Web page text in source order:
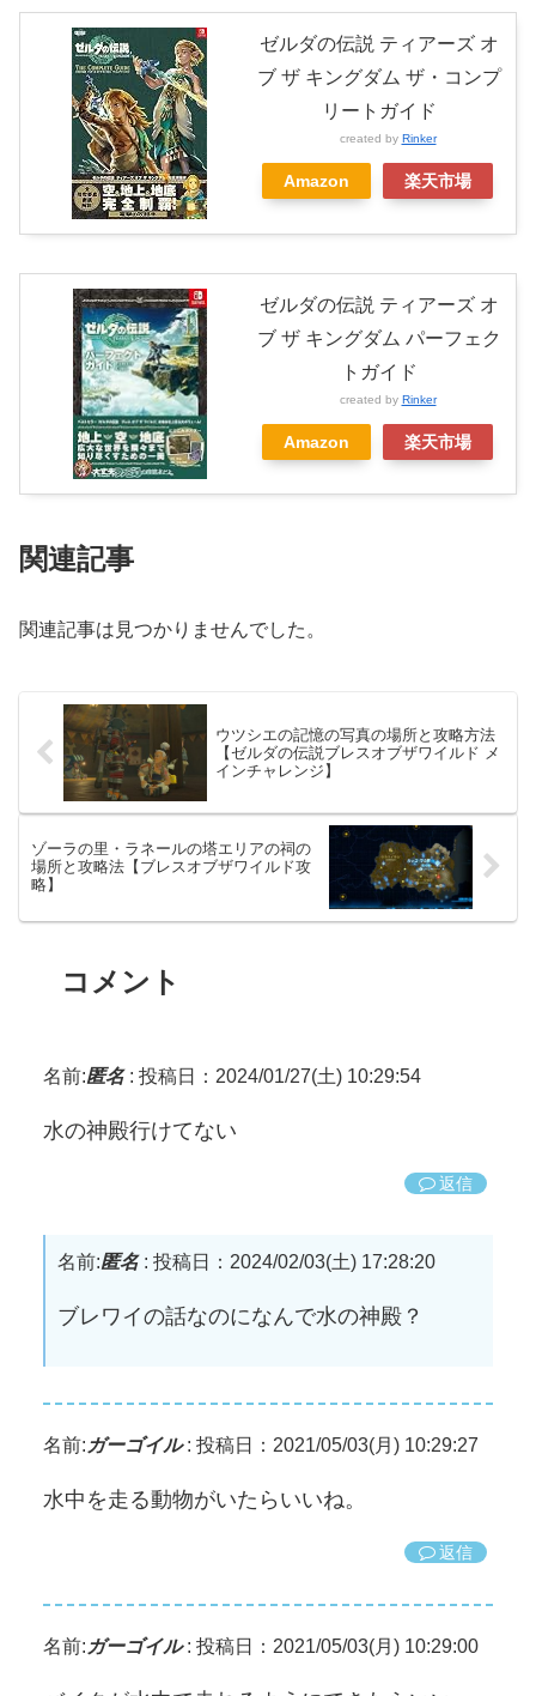
ゼルダの伝説 ティアーズ オ
ブ ザ キングダム ザ・コンプ
リートガイド
created by Rinker
Amazon 楽天市場
ゼルダの伝説 ティアーズ オ
ブ ザ キングダム パーフェク
トガイド
created by Rinker
Amazon 楽天市場
関連記事
関連記事は見つかりませんでした。
ウツシエの記憶の写真の場所と攻略方法
【ゼルダの伝説ブレスオブザワイルド メ
インチャレンジ】
ゾーラの里・ラネールの塔エリアの祠の
場所と攻略法【ブレスオブザワイルド攻
略】
コメント
名前:匿名: 投稿日：2024/01/27(土) 10:29:54
水の神殿行けてない
返信
名前:匿名: 投稿日：2024/02/03(土) 17:28:20
ブレワイの話なのになんで水の神殿？
名前: ガーゴイル: 投稿日：2021/05/03(月) 10:29:27
水中を走る動物がいたらいいね。
返信
名前: ガーゴイル: 投稿日：2021/05/03(月) 10:29:00